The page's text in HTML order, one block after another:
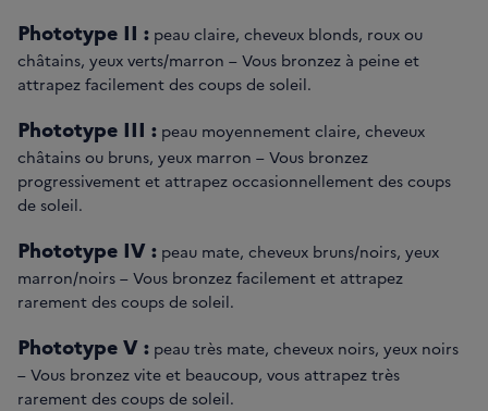
Phototype II : peau claire, cheveux blonds, roux ou
châtains, yeux verts/marron – Vous bronzez à peine et
attrapez facilement des coups de soleil.
Phototype III : peau moyennement claire, cheveux
châtains ou bruns, yeux marron – Vous bronzez
progressivement et attrapez occasionnellement des coups
de soleil.
Phototype IV : peau mate, cheveux bruns/noirs, yeux
marron/noirs – Vous bronzez facilement et attrapez
rarement des coups de soleil.
Phototype V : peau très mate, cheveux noirs, yeux noirs
– Vous bronzez vite et beaucoup, vous attrapez très
rarement des coups de soleil.